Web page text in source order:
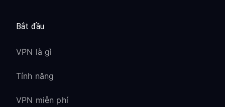
Bắt đầu
VPN là gì
Tính năng
VPN miễn phí